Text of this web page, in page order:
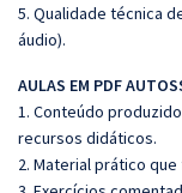
5. Qualidade técnica
áudio).
AULAS EM PDF
1. Conteúdo
recursos didáticos.
2. Material prático